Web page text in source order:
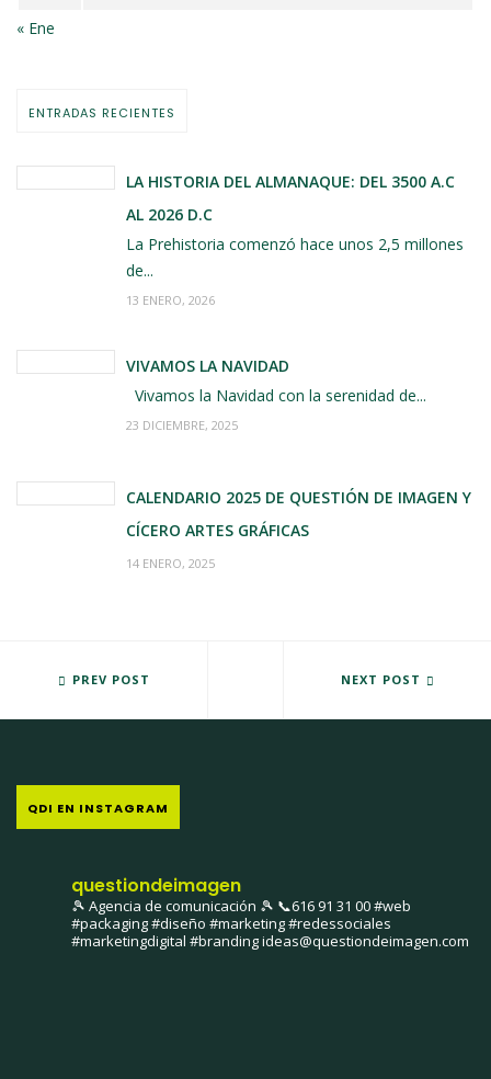
« Ene
ENTRADAS RECIENTES
LA HISTORIA DEL ALMANAQUE: DEL 3500 A.C
AL 2026 D.C
La Prehistoria comenzó hace unos 2,5 millones
de...
13 ENERO, 2026
VIVAMOS LA NAVIDAD
Vivamos la Navidad con la serenidad de...
23 DICIEMBRE, 2025
CALENDARIO 2025 DE QUESTIÓN DE IMAGEN Y
CÍCERO ARTES GRÁFICAS
14 ENERO, 2025
PREV POST
III FERIA DE ABRIL TORO 2014 NEXT POST
CAMPUS DEPORTIVO
QDI EN INSTAGRAM
questiondeimagen
🎾 Agencia de comunicación 🎾 📞616 91 31 00#web
#packaging #diseño #marketing #redessociales
#marketingdigital #brandingideas@questiondeimagen.com